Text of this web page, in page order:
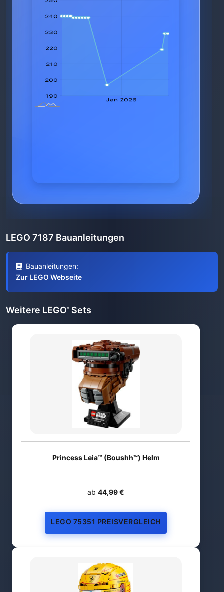
LEGO 7187 Bauanleitungen
Bauanleitungen:
Zur LEGO Webseite
Weitere LEGO® Sets
Princess Leia™ (Boushh™) Helm
ab 44,99 €
LEGO 75351 PREISVERGLEICH